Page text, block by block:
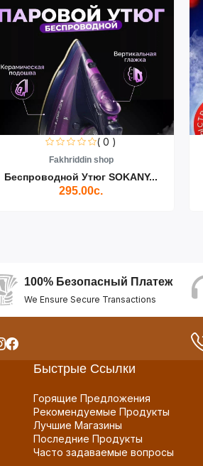
( 0 )
Fakhriddin shop
Беспроводной Утюг SOKANY...
295.00с.
100% Безопасный Платеж
We Ensure Secure Transactions
Быстрые Ссылки
Горящие Предложения
Рекомендуемые Продукты
Лучшие Магазины
Последние Продукты
Часто задаваемые вопросы